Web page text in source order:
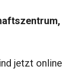
jetzt online